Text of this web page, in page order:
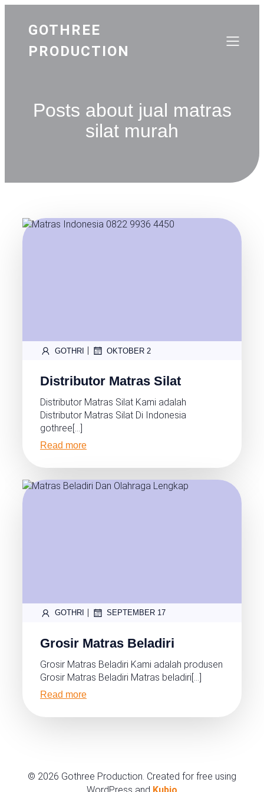
GOTHREE
PRODUCTION
Posts about jual matras
silat murah
GOTHRI OKTOBER 2
Distributor Matras Silat
Distributor Matras Silat Kami adalah
Distributor Matras Silat Di Indonesia
gothree[…]
Read more
GOTHRI | SEPTEMBER 17
Grosir Matras Beladiri
Grosir Matras Beladiri Kami adalah produsen
Grosir Matras Beladiri Matras beladiri[…]
Read more
© 2026 Gothree Production. Created for free using
WordPress and Kubio